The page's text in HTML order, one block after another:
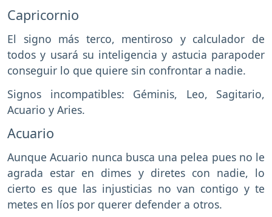
Capricornio
El signo más terco, mentiroso y calculador de
todos y usará su inteligencia y astucia parapoder
conseguir lo que quiere sin confrontar a nadie.
Signos incompatibles: Géminis, Leo, Sagitario,
Acuario y Aries.
Acuario
Aunque Acuario nunca busca una pelea pues no le
agrada estar en dimes y diretes con nadie, lo
cierto es que las injusticias no van contigo y te
metes en líos por querer defender a otros.